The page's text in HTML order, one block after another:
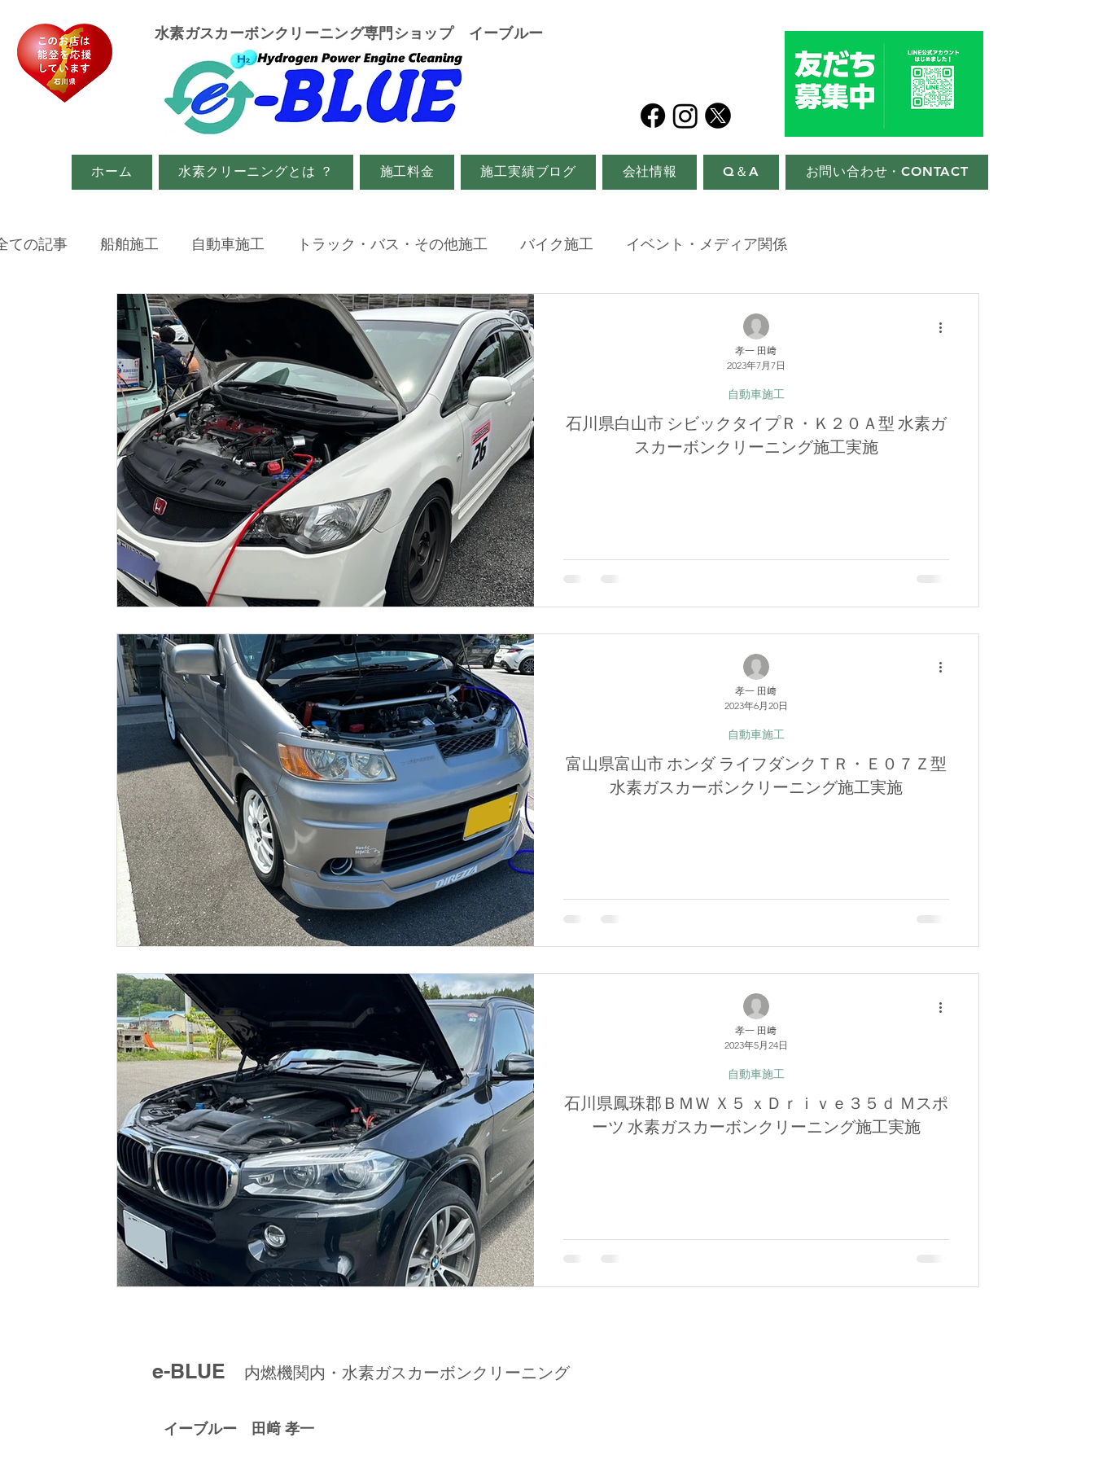
​水素ガスカーボンクリーニング専門ショップ イーブルー
ホーム 水素クリーニングとは ？ 施工料金 施工実績ブログ 会社情報 Q＆A お問い合わせ・CONTACT
ての記事 船舶施工 自動車施工 トラック・バス・その他施工 バイク施工 イベント・メディア関係
石川県白山市 シビックタイプＲ・Ｋ２０Ａ型 水素ガ
スカーボンクリーニング施工実施
自動車施工
孝一 田﨑
2023年7月7日
富山県富山市 ホンダ ライフダンクＴＲ・Ｅ０７Ｚ型
水素ガスカーボンクリーニング施工実施
自動車施工
孝一 田﨑
2023年6月20日
石川県鳳珠郡ＢＭＷ Ｘ５ ｘＤｒｉｖｅ３５ｄ Ｍスポ
ーツ 水素ガスカーボンクリーニング施工実施
自動車施工
孝一 田﨑
2023年5月24日
e-BLUE 内燃機関内・水素ガスカーボンクリーニング
イーブルー 田﨑 孝一